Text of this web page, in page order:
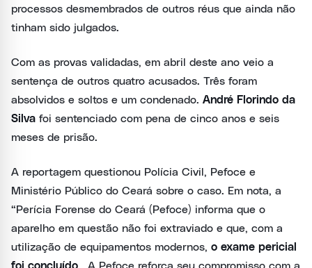
processos desmembrados de outros réus que ainda não
tinham sido julgados.
Com as provas validadas, em abril deste ano veio a
sentença de outros quatro acusados. Três foram
absolvidos e soltos e um condenado. André Florindo da
Silva foi sentenciado com pena de cinco anos e seis
meses de prisão.
A reportagem questionou Polícia Civil, Pefoce e
Ministério Público do Ceará sobre o caso. Em nota, a
“Perícia Forense do Ceará (Pefoce) informa que o
aparelho em questão não foi extraviado e que, com a
utilização de equipamentos modernos, o exame pericial
foi concluído.
A Pefoce reforça seu compromisso com a